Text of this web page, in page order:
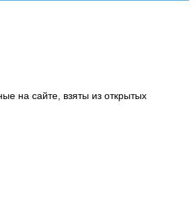
на сайте, взяты из открытых